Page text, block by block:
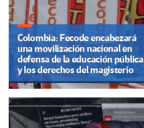
Colombia: Fecode encabezará
una movilización nacional en
defensa de la educación pública
y los derechos del magisterio